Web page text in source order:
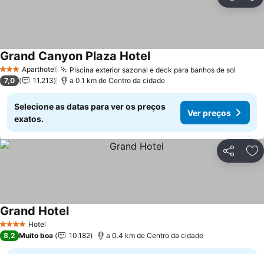
3 EstrelasAparthotel Piscina exterior sazonal e deck para banhos de sol
Grand Canyon Plaza HotelVer preços
7,0 11.213 a 0.1 km de Centro da cidade
Selecione as datas para ver os preços
exatos.
Ver preços
Partilhar
4 EstrelasHotel
Grand HotelVer preços
8,2 Muito boa 10.182 a 0.4 km de Centro da cidade